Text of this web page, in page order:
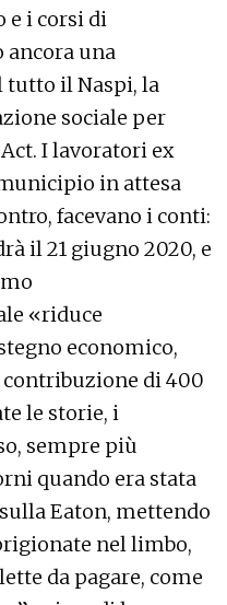
e i corsi di
una
tutto il Naspi, la
sociale per
I lavoratori ex
in attesa
facevano i conti:
il 21 giugno 2020, e
«riduce
economico,
di 400
le storie, i
sempre più
quando era stata
Eaton, mettendo
nel limbo,
da pagare, come